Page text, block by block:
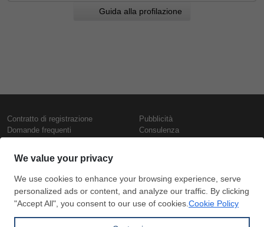
Guida alla profilazione
Contratto di registrazione
Domande frequenti
Presentazione
Contattaci
Termini di utilizzo
Politica di riservatezza
Pubblicità
Consulenza
Prezzi e indici
Marketplace Inc.